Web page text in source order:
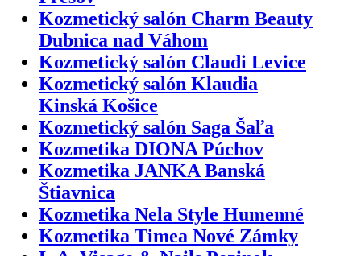
Kozmetický salón Charm Beauty
Dubnica nad Váhom
Kozmetický salón Claudi Levice
Kozmetický salón Klaudia
Kinská Košice
Kozmetický salón Saga Šaľa
Kozmetika DIONA Púchov
Kozmetika JANKA Banská
Štiavnica
Kozmetika Nela Style Humenné
Kozmetika Timea Nové Zámky